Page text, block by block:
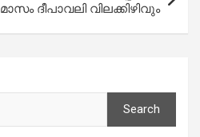
മാസം ദീപാവലി വിലക്കിഴിവും
Search